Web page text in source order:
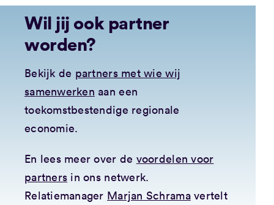
Wil jij ook partner
worden?
Bekijk de partners met wie wij
samenwerken aan een
toekomstbestendige regionale
economie.
En lees meer over de voordelen voor
partners in ons netwerk.
Relatiemanager Marjan Schramavertelt